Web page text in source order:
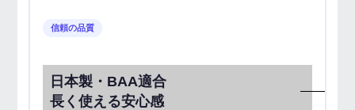
信頼の品質
日本製・BAA適合
長く使える安心感